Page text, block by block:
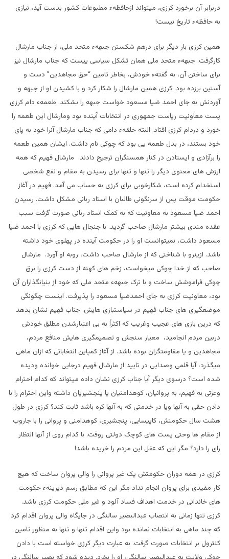
دربرابر آن برخورد کرزی، میتواند ازحافظهء مطبوعات کشور بدست آید، نیازی
به حافظهء تاریخ نیست!
همین کرزی بار دیگر برای درهم شکستن جبههء متحد ملی، از جناب مارشال
کارگرفت. جبههء متحد ملی همان تشکل سیاسی ییست که جناب مارشال نیز
برای ساختن آن، به گفتهء خودش، بخاطر تامین “حق مجاهدین” دست و
آستین برزده بود. کرزی همین مارشال را شکار کرد و با کشیدن او از جبهه و
آوردنش به جای احمد ضیا مسعود خواست جبهه را بشکند. طعمهء دام کرزی
پست معاونیت ریاست جمهوری در انتخابات آینده بود ومارشال این طعمه را
خورد و دردام کرزی افتاد. البته حلقهء دامی که جناب مارشال آنرا خود به پای
خود بستند، در بدل طعمه یی بود که چوکی نام داشت. ایشان همین طعمه
را برآزادی و ایستادن در کنار همسنگران ترجیح دادند. مارشال فهیم که همه
ارزش های معنوی دیگر را تنها و تنها برای رسیدن به مقام و نفع شخصی
استخدام کرده است، شکارخوبی برای کرزی به حساب می آمد. فهیم در آغاز
حکومت موقت پس از سرنگونی طالبان با استاد ربانی مشکل داشت. رسیدن
احمد ضیا مسعود به معاونیت که به کمک استاد ربانی صورت گرفت سبب
عقده مندی بیشتر مارشال صاحب گردید. با جنجال هایی که کرزی با احمد ضیا
مسعود داشت، نمیتوانست او را در حکومت آینده در پهلوی خود داشته
باشد. ازینرو با شناختی که از مارشال صاحب داشت، روبه او آورد. مارشال
صاحب که از خدا چوکی میخواست، زخم های کهنه از دست کرزی را برق
چوکی فراموشش ساخت و با ترک جبههء متحد ملی که خود از بنیانگذاران آن
بود، معاونیت کرزی به جای احمدضیا مسعود را پذیرفت. اینست چگونگی
موضعگیری های جناب فهیم در سیاستبازی هایش. جناب فهیم نشان بدهد
که درین بازی های عجیب وغریب که اکثراً به بی اعتبارشدن مطلق خودش
دربین مردم انجامید، معیار سنجش و تصمیمگیری هایش منافع مردم،
مجاهدین و یا مقاومتگران بوده باشد. از آغاز کمپاین انتخاباتی که ازان ماهی
میگذرد، آیا قلمی وصدایی در تایید از مارشال فهیم درجایی خوانده ودیده
شده است؟ درسوی دیگر آیا جناب کرزی نشان داده میتواند که کدام احترام
وعزتی به فهیم، به پروانیان، کوهدامنیان یا پنجشیریان داشته واین احترام را با
دادن حقی به آنها ویا در خدمتی که به آنها کره باشد ثابت کند؟ کرزی در طول
هشت سال حکومتش، کاپیسایی، پنجشیری، کوهدامنی و پروانی را با جاروب
از مقام ها وحتی پست های کوچک دولتی روفت. با کدام روی از آنها انتظار
رای را دارد؟ مگر این که عقل این مردم را خریده باشد!
کرزی در همه دوران حکومتش یک غیر پروانی را والی پروان ساخت که هیچ
کار مفیدی برای پروان انجام نداد مگر این که مطابق رسم دیرینهء حکومت
های خاندانی در خدمت اهداف فساد آلود و غیر ملی حکومت کرزی باشد.
کرزی تنها زمانی به انتصاب عبدالبصیر سالنگی در جایگاه والی پروان اقدام کرد
که چند ماهی به انتخابات نمانده بود واین اقدام تنها و تنها به منظور تامین
کنترول بر انتخابات صورت گرفت. به عبارت دیگر کرزی خواسته است با دادن